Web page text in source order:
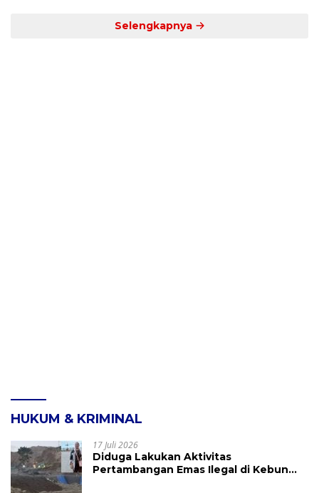
Selengkapnya
HUKUM & KRIMINAL
17 Juli 2026
Diduga Lakukan Aktivitas
Pertambangan Emas Ilegal di Kebun